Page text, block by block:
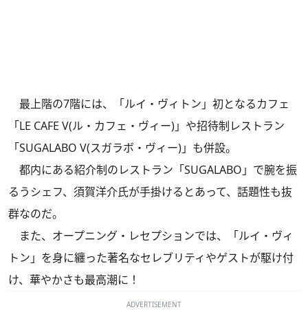
最上階の7階には、「ルイ・ヴィトン」初となるカフェ
「LE CAFE V(ル・カフェ・ヴィー)」や招待制レストラン
「SUGALABO V(スガラボ・ヴィー)」も併設。
都内にある紹介制のレストラン「SUGALABO」で腕を振
るうシェフ、須賀洋介氏が手掛けるとあって、話題性も抜
群なのだ。
また、オープニング・レセプションでは、「ルイ・ヴィ
トン」を身に纏った著名なセレブリティやゲストが駆け付
け、華やかさも最高潮に！
ADVERTISEMENT